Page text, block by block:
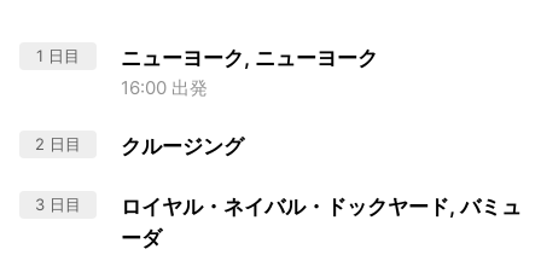
1 日目 ニューヨーク, ニューヨーク
16:00 出発
2 日目 クルージング
3 日目
ロイヤル・ネイバル・ドックヤード, バミュ
ーダ